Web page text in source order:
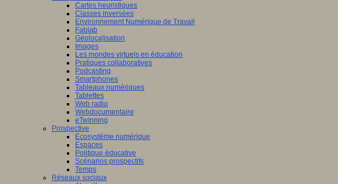
Cartes heuristiques
Classes inversées
Environnement Numérique de Travail
Fablab
Géolocalisation
Images
Les mondes virtuels en éducation
Pratiques collaboratives
Podcasting
Smartphones
Tableaux numériques
Tablettes
Web radio
Webdocumentaire
eTwinning
Prospective
Ecosystème numérique
Espaces
Politique éducative
Scénarios prospectifs
Temps
Réseaux sociaux